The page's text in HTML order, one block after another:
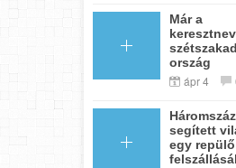
Már a
ország
ápr 4
segített
egy repülő